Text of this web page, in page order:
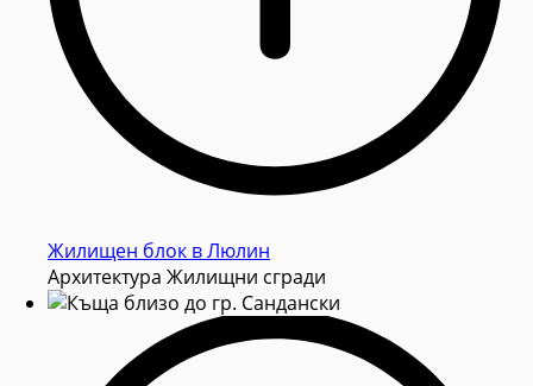
Жилищен блок в Люлин
Архитектура Жилищни сгради